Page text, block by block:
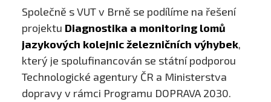
Společně s VUT v Brně se podílíme na řešení
projektu Diagnostika a monitoring lomů
jazykových kolejnic železničních výhybek,
který je spolufinancován se státní podporou
Technologické agentury ČR a Ministerstva
dopravy v rámci Programu DOPRAVA 2030.